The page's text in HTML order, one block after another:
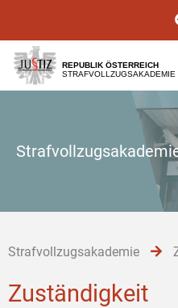
[1]
[2]
[3]
REPUBLIK ÖSTERREICH
STRAFVOLLZUGSAKADEMIE
Strafvollzugsakademie
Zuständigkeit